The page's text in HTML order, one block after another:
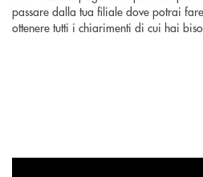
passare dalla tua filiale dove potrai
ottenere tutti i chiarimenti di cui hai